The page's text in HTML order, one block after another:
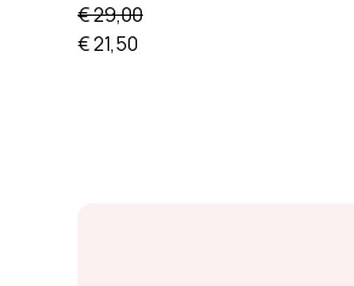
€ 29,00
€ 21,50